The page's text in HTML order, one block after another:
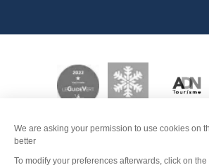
Je peux t'aider ?